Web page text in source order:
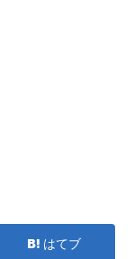
はてブ